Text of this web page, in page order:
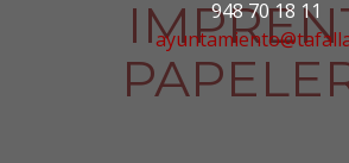
948 70 18 11